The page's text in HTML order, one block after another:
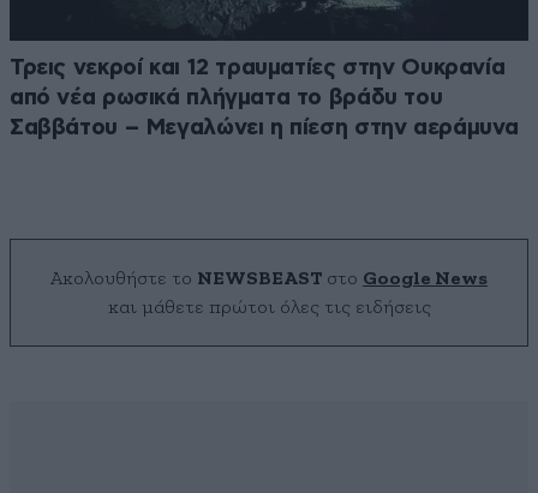
Τρεις νεκροί και 12 τραυματίες στην Ουκρανία
από νέα ρωσικά πλήγματα το βράδυ του
Σαββάτου – Μεγαλώνει η πίεση στην αεράμυνα
Ακολουθήστε το NEWSBEAST στο Google News
και μάθετε πρώτοι όλες τις ειδήσεις